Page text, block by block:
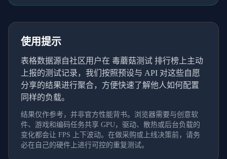
使用提示
表格数据源自社区用户在 毒蘑菇测试 排行榜上主动
上报的测试记录，我们按照预设与 API 对这些自愿
分享的结果进行聚合，方便快速了解他人如何配置
同样的负载。
结果仅作参考，并非官方性能背书。浏览器需要与创意软
件、游戏和编码任务共享 GPU，驱动、散热或后台负载的
变化都会让 FPS 上下波动。在做采购或上线决策前，请务
必在自己的硬件上进行可控的重复测试。